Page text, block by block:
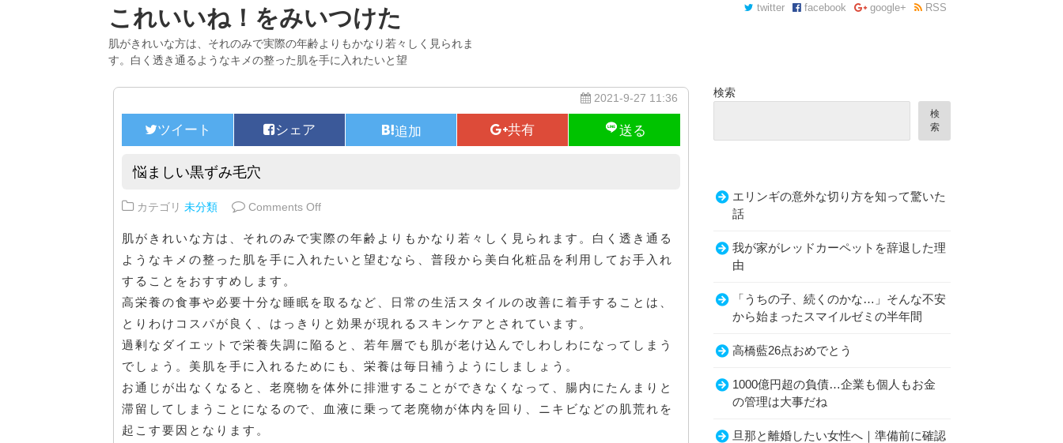
これいいね！をみいつけた
肌がきれいな方は、それのみで実際の年齢よりもかなり若々しく見られま
す。白く透き通るようなキメの整った肌を手に入れたいと望
twitter facebook google+ RSS
2021-9-27 11:36
悩ましい黒ずみ毛穴
カテゴリ 未分類 Comments Offon 悩ましい黒ずみ毛穴
肌がきれいな方は、それのみで実際の年齢よりもかなり若々しく見られます。白く透き通る
ようなキメの整った肌を手に入れたいと望むなら、普段から美白化粧品を利用してお手入れ
することをおすすめします。
高栄養の食事や必要十分な睡眠を取るなど、日常の生活スタイルの改善に着手することは、
とりわけコスパが良く、はっきりと効果が現れるスキンケアとされています。
過剰なダイエットで栄養失調に陥ると、若年層でも肌が老け込んでしわしわになってしまう
でしょう。美肌を手に入れるためにも、栄養は毎日補うようにしましょう。
お通じが出なくなると、老廃物を体外に排泄することができなくなって、腸内にたんまりと
滞留してしまうことになるので、血液に乗って老廃物が体内を回り、ニキビなどの肌荒れを
起こす要因となります。
検索
検
索
エリンギの意外な切り方を知って驚いた
話
我が家がレッドカーペットを辞退した理
由
「うちの子、続くのかな…」そんな不安
から始まったスマイルゼミの半年間
高橋藍26点おめでとう
1000億円超の負債…企業も個人もお金
の管理は大事だね
旦那と離婚したい女性へ｜準備前に確認